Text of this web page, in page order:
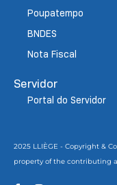
Poupatempo
BNDES
Nota Fiscal
Servidor
Portal do Servidor
2025 LLIÈGE - Copyright &
property of the contributing